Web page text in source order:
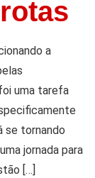
a
uma tarefa
se tornando
jornada para
[…]